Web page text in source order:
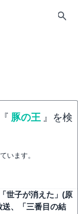
豚の王 』を検
います。
世子が消えた」(原
、「三番目の結